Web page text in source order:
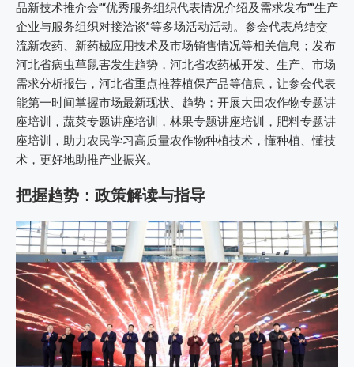
品新技术推介会”“优秀服务组织代表情况介绍及需求发布”“生产
企业与服务组织对接洽谈”等多场活动活动。参会代表总结交
流新农药、新药械应用技术及市场销售情况等相关信息；发布
河北省病虫草鼠害发生趋势，河北省农药械开发、生产、市场
需求分析报告，河北省重点推荐植保产品等信息，让参会代表
能第一时间掌握市场最新现状、趋势；开展大田农作物专题讲
座培训，蔬菜专题讲座培训，林果专题讲座培训，肥料专题讲
座培训，助力农民学习高质量农作物种植技术，懂种植、懂技
术，更好地助推产业振兴。
把握趋势：政策解读与指导